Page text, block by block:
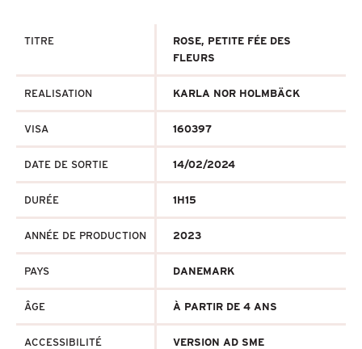
TITRE
ROSE, PETITE FÉE DES
FLEURS
REALISATION KARLA NOR HOLMBÄCK
VISA 160397
DATE DE SORTIE 14/02/2024
DURÉE 1H15
ANNÉE DE PRODUCTION 2023
PAYS DANEMARK
ÂGE À PARTIR DE 4 ANS
ACCESSIBILITÉ
VERSION AD SME